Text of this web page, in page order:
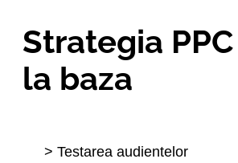
Strategia
la baza
> Testarea audientelor